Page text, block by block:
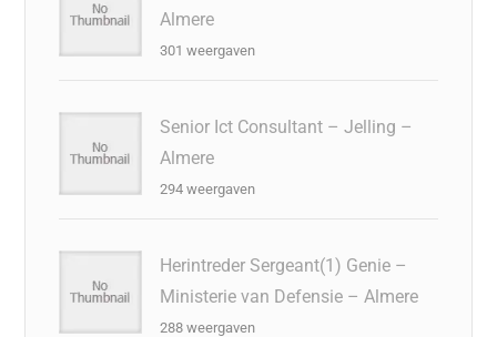
Almere
301 weergaven
Senior Ict Consultant – Jelling –
Almere
294 weergaven
Herintreder Sergeant(1) Genie –
Ministerie van Defensie – Almere
288 weergaven